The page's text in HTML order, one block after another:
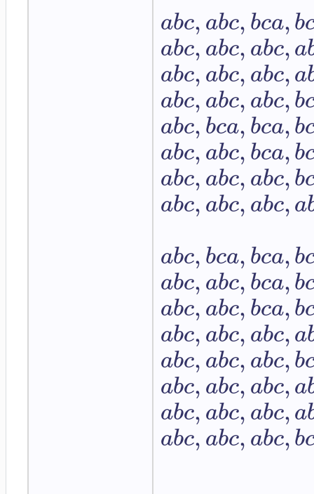
abc,abc,bca,b
abc,abc,abc,a
abc,abc,abc,a
abc,abc,abc,b
abc,bca,bca,b
abc,abc,bca,b
abc,abc,abc,b
abc,abc,abc,a
abc,bca,bca,b
abc,abc,bca,b
abc,abc,bca,b
abc,abc,abc,a
abc,abc,abc,b
abc,abc,abc,a
abc,abc,abc,a
abc,abc,abc,b